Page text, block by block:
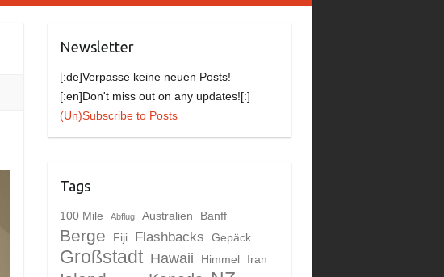
Newsletter
[:de]Verpasse keine neuen Posts!
[:en]Don't miss out on any updates![:]
(Un)Subscribe to Posts
Tags
100 Mile Abflug Australien Banff
Berge Fiji Flashbacks Gepäck
Großstadt Hawaii Himmel Iran